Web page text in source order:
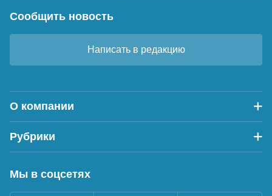
Сообщить новость
Написать в редакцию
О компании
Рубрики
Мы в соцсетях